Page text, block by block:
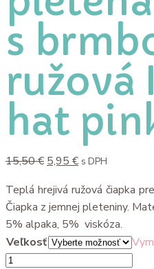
s
ružová
hat
15,50€ 5,95 € s DPH
Teplá hrejivá ružová čiapka
Čiapka z jemnej pleteniny.
5% alpaka, 5% viskóza.
Veľkosť